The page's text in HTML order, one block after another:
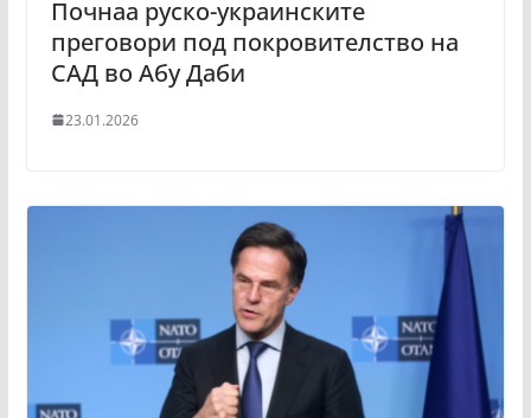
Почнаа руско-украинските
преговори под покровителство на
САД во Абу Даби
23.01.2026